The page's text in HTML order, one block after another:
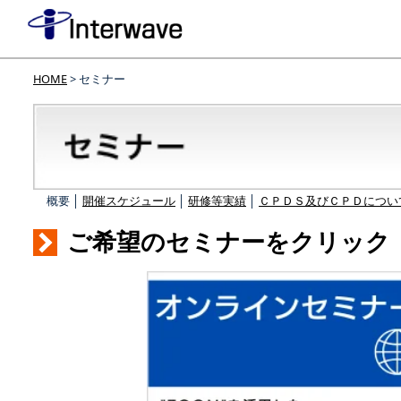
HOME> セミナー
概要 │ 開催スケジュール 研修等実績 ＣＰＤＳ及びＣＰＤにつ
ご希望のセミナーをクリック